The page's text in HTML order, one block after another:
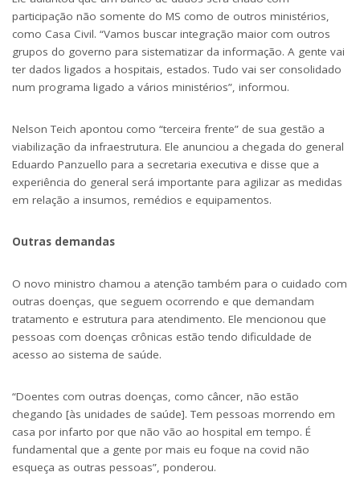
participação não somente do MS como de outros ministérios,
como Casa Civil. “Vamos buscar integração maior com outros
grupos do governo para sistematizar da informação. A gente vai
ter dados ligados a hospitais, estados. Tudo vai ser consolidado
num programa ligado a vários ministérios”, informou.
Nelson Teich apontou como “terceira frente” de sua gestão a
viabilização da infraestrutura. Ele anunciou a chegada do general
Eduardo Panzuello para a secretaria executiva e disse que a
experiência do general será importante para agilizar as medidas
em relação a insumos, remédios e equipamentos.
Outras demandas
O novo ministro chamou a atenção também para o cuidado com
outras doenças, que seguem ocorrendo e que demandam
tratamento e estrutura para atendimento. Ele mencionou que
pessoas com doenças crônicas estão tendo dificuldade de
acesso ao sistema de saúde.
“Doentes com outras doenças, como câncer, não estão
chegando [às unidades de saúde]. Tem pessoas morrendo em
casa por infarto por que não vão ao hospital em tempo. É
fundamental que a gente por mais eu foque na covid não
esqueça as outras pessoas”, ponderou.